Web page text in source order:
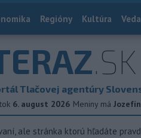
Regióny Kultúra Veda
.SK
Tlačovej agentúry
6. august 2026 Meniny má
ale stránka ktorú hľadáte